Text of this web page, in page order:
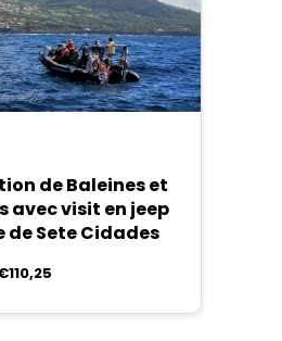
de Baleines et
avec visit en jeep
de Sete Cidades